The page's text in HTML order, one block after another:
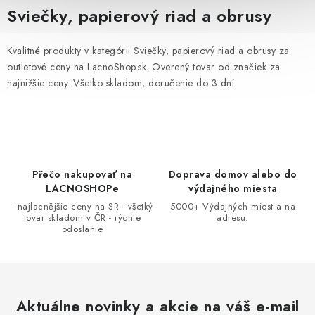
v
l
á
d
a
k
Sviečky, papierový riad a obrusy
Kvalitné produkty v kategórii Sviečky, papierový riad a obrusy za
outletové ceny na LacnoShop.sk. Overený tovar od značiek za
najnižšie ceny. Všetko skladom, doručenie do 3 dní.
Přečo nakupovať na
LACNOSHOPe
- najlacnějšie ceny na SR - všetký
tovar skladom v ČR - rýchle
odoslanie
Doprava domov alebo do
výdajného miesta
5000+ Výdajných miest a na
adresu.
Aktuálne novinky a akcie na váš e-mail